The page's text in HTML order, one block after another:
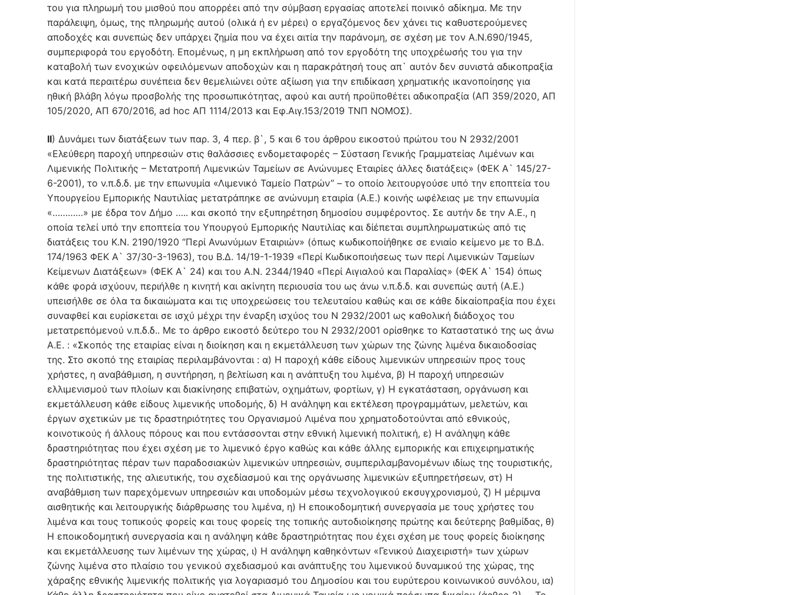
του για πληρωμή του μισθού που απορρέει από την σύμβαση εργασίας αποτελεί ποινικό αδίκημα. Με την
παράλειψη, όμως, της πληρωμής αυτού (ολικά ή εν μέρει) ο εργαζόμενος δεν χάνει τις καθυστερούμενες
αποδοχές και συνεπώς δεν υπάρχει ζημία που να έχει αιτία την παράνομη, σε σχέση με τον Α.Ν.690/1945,
συμπεριφορά του εργοδότη. Επομένως, η μη εκπλήρωση από τον εργοδότη της υποχρέωσής του για την
καταβολή των ενοχικών οφειλόμενων αποδοχών και η παρακράτησή τους απ` αυτόν δεν συνιστά αδικοπραξία
και κατά περαιτέρω συνέπεια δεν θεμελιώνει ούτε αξίωση για την επιδίκαση χρηματικής ικανοποίησης για
ηθική βλάβη λόγω προσβολής της προσωπικότητας, αφού και αυτή προϋποθέτει αδικοπραξία (ΑΠ 359/2020, ΑΠ
105/2020, ΑΠ 670/2016, ad hoc ΑΠ 1114/2013 και Εφ.Αιγ.153/2019 ΤΝΠ ΝΟΜΟΣ).
ΙΙ) Δυνάμει των διατάξεων των παρ. 3, 4 περ. β`, 5 και 6 του άρθρου εικοστού πρώτου του Ν 2932/2001
«Ελεύθερη παροχή υπηρεσιών στις θαλάσσιες ενδομεταφορές – Σύσταση Γενικής Γραμματείας Λιμένων και
Λιμενικής Πολιτικής – Μετατροπή Λιμενικών Ταμείων σε Ανώνυμες Εταιρίες άλλες διατάξεις» (ΦΕΚ Α` 145/27-
6-2001), το ν.π.δ.δ. με την επωνυμία «Λιμενικό Ταμείο Πατρών” – το οποίο λειτουργούσε υπό την εποπτεία του
Υπουργείου Εμπορικής Ναυτιλίας μετατράπηκε σε ανώνυμη εταιρία (Α.Ε.) κοινής ωφέλειας με την επωνυμία
«…………» με έδρα τον Δήμο ….. και σκοπό την εξυπηρέτηση δημοσίου συμφέροντος. Σε αυτήν δε την Α.Ε., η
οποία τελεί υπό την εποπτεία του Υπουργού Εμπορικής Ναυτιλίας και δίέπεται συμπληρωματικώς από τις
διατάξεις του Κ.Ν. 2190/1920 “Περί Ανωνύμων Εταιριών» (όπως κωδικοποίήθηκε σε ενιαίο κείμενο με το Β.Δ.
174/1963 ΦΕΚ Α` 37/30-3-1963), του Β.Δ. 14/19-1-1939 «Περί Κωδικοποιήσεως των περί Λιμενικών Ταμείων
Κείμενων Διατάξεων» (ΦΕΚ Α` 24) και του Α.Ν. 2344/1940 «Περί Αιγιαλού και Παραλίας» (ΦΕΚ Α` 154) όπως
κάθε φορά ισχύουν, περιήλθε η κινητή και ακίνητη περιουσία του ως άνω ν.π.δ.δ. και συνεπώς αυτή (Α.Ε.)
υπεισήλθε σε όλα τα δικαιώματα και τις υποχρεώσεις του τελευταίου καθώς και σε κάθε δίκαίοπραξία που έχει
συναφθεί και ευρίσκεται σε ισχύ μέχρι την έναρξη ισχύος του Ν 2932/2001 ως καθολική διάδοχος του
μετατρεπόμενού ν.π.δ.δ.. Με το άρθρο εικοστό δεύτερο του Ν 2932/2001 ορίσθηκε το Καταστατικό της ως άνω
Α.Ε. : «Σκοπός της εταιρίας είναι η διοίκηση και η εκμετάλλευση των χώρων της ζώνης λιμένα δικαιοδοσίας
της. Στο σκοπό της εταιρίας περιλαμβάνονται : α) Η παροχή κάθε είδους λιμενικών υπηρεσιών προς τους
χρήστες, η αναβάθμιση, η συντήρηση, η βελτίωση και η ανάπτυξη του λιμένα, β) Η παροχή υπηρεσιών
ελλιμενισμού των πλοίων και διακίνησης επιβατών, οχημάτων, φορτίων, γ) Η εγκατάσταση, οργάνωση και
εκμετάλλευση κάθε είδους λιμενικής υποδομής, δ) Η ανάληψη και εκτέλεση προγραμμάτων, μελετών, και
έργων σχετικών με τις δραστηριότητες του Οργανισμού Λιμένα που χρηματοδοτούνται από εθνικούς,
κοινοτικούς ή άλλους πόρους και που εντάσσονται στην εθνική λιμενική πολιτική, ε) Η ανάληψη κάθε
δραστηριότητας που έχει σχέση με το λιμενικό έργο καθώς και κάθε άλλης εμπορικής και επιχειρηματικής
δραστηριότητας πέραν των παραδοσιακών λιμενικών υπηρεσιών, συμπεριλαμβανομένων ιδίως της τουριστικής,
της πολιτιστικής, της αλιευτικής, του σχεδίασμού και της οργάνωσης λιμενικών εξυπηρετήσεων, στ) Η
αναβάθμιση των παρεχόμενων υπηρεσιών και υποδομών μέσω τεχνολογικού εκσυγχρονισμού, ζ) Η μέριμνα
αισθητικής και λειτουργικής διάρθρωσης του λιμένα, η) Η εποικοδομητική συνεργασία με τους χρήστες του
λιμένα και τους τοπικούς φορείς και τους φορείς της τοπικής αυτοδιοίκησης πρώτης και δεύτερης βαθμίδας, θ)
Η εποικοδομητική συνεργασία και η ανάληψη κάθε δραστηριότητας που έχει σχέση με τους φορείς διοίκησης
και εκμετάλλευσης των λιμένων της χώρας, ι) Η ανάληψη καθηκόντων «Γενικού Διαχειριστή» των χώρων
ζώνης λιμένα στο πλαίσιο του γενικού σχεδιασμού και ανάπτυξης του λιμενικού δυναμικού της χώρας, της
χάραξης εθνικής λιμενικής πολιτικής για λογαριασμό του Δημοσίου και του ευρύτερου κοινωνικού συνόλου, ια)